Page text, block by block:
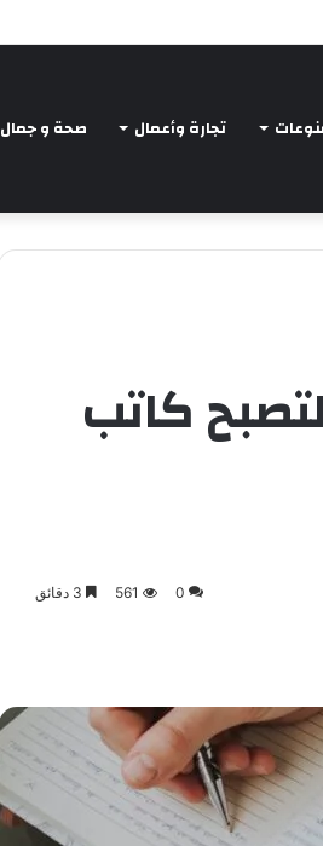
Intelligent Agents in
تجارة وأعمال صحة و جمال
10 نصائح لتصبح كاتب
0
561